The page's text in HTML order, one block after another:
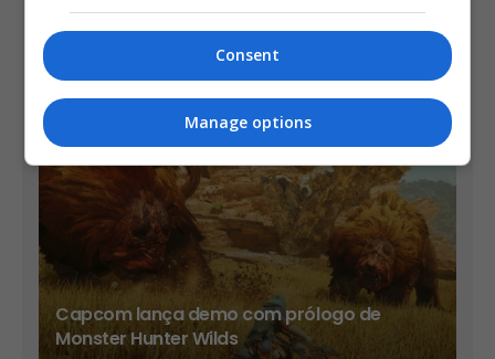
Diablo 4 pode sair no Switch 2 em setembro
OS 9 HOURS AGO
Capcom lança demo com prólogo de
Monster Hunter Wilds
Consent
Manage options